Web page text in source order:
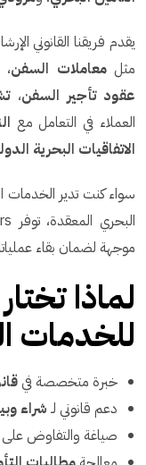
يقدم فريقنا القانوني
مثلمعاملات السفن،
عقود تأجير السفن،
العملاء في التعامل مع
الاتفاقيات البحرية
سواء كنت تدير الخدمات
موجهة لضمان بقاء
للخدمات
خبرة متخصصة في
دعم قانوني لـ شراء
صياغة والتفاوض على